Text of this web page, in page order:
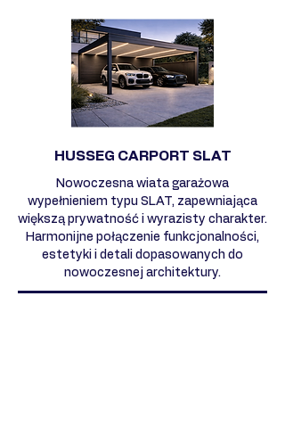
HUSSEG CARPORT SLAT
Nowoczesna wiata garażowa
wypełnieniem typu SLAT, zapewniająca
większą prywatność i wyrazisty charakter.
Harmonijne połączenie funkcjonalności,
estetyki i detali dopasowanych do
nowoczesnej architektury.